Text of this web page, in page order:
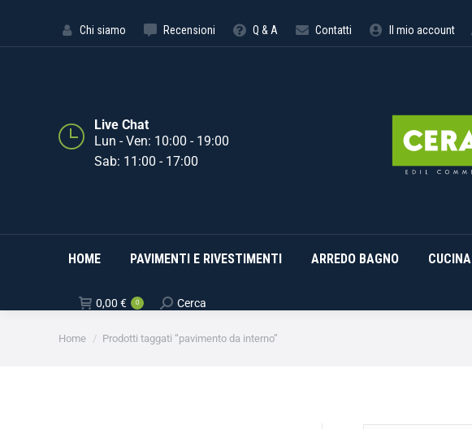
Chi siamo Recensioni Q & A Contatti Il mio account
Live Chat
Lun - Ven: 10:00 - 19:00
Sab: 11:00 - 17:00
HOME PAVIMENTI E RIVESTIMENTI ARREDO BAGNO CUCINA
0,00 € 0 Cerca
Tu sei qui:
Home Prodotti taggati “pavimento da interno”
HOME PAVIMENTI E RIVESTIMENTI